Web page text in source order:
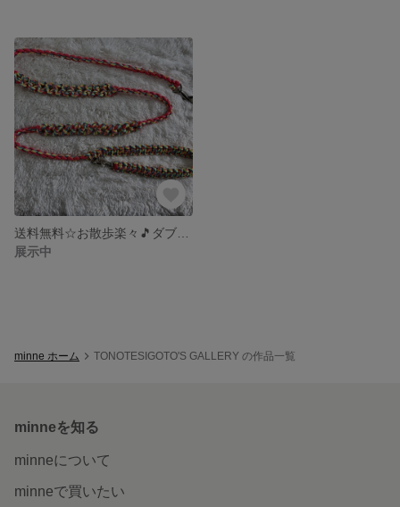
展示中
minne ホーム TONOTESIGOTO'S GALLERY の作品一覧
minneを知る
minneについて
minneで買いたい